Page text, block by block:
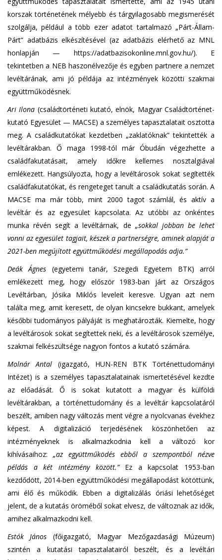
korszak történetének mélyebb és tárgyilagosabb megismerését
szolgálja, például a több ezer adatot tartalmazó „Párt-Állam-
Párt” adatbázis elkészítésével (az adatbázis elérhető az MNL
honlapján — https://adatbazisokonline.mnl.gov.hu/). E
tekintetben a NEB haszonélvezője és egyben partnere a nemzet
levéltárának, ami jó példája az intézmények közötti szakmai
együttműködésnek.
Ari Ilona (családtörténeti kutató, elnök, Magyar Családtörténet-
kutató Egyesület — MACSE) a személyes tapasztalatait osztotta
meg. A családkutatókat kezdetben „zaklatóknak” tekintették a
levéltárakban. Ő maga 1998-tól már Óbudán végezhette a
családfakutatásait, amely időkre kellemes nosztalgiával
emlékezett. Hangsúlyozta, hogy a levéltárosok sokat segítették
családfakutatókat, és rengeteget tanult a családkutatás során. A
MACSE ma már több, mint 2000 tagot számlál, és aktív a
levéltár és az egyesület kapcsolata. Az utóbbi az önkéntes
munka révén segít a levéltárnak, de „sokkal jobban be lehet
vonni az egyesület tagjait, készek a partnerségre, aminek alapját a
2021-ben megújított együttműködési megállapodás adja.”
Deák Ágnes (egyetemi tanár, Szegedi Egyetem BTK) arról
emlékezett meg, hogy először 1983-ban járt az Országos
Levéltárban, Jósika Miklós leveleit keresve. Ugyan azt nem
találta meg, amit keresett, de olyan kincsekre bukkant, amelyek
későbbi tudományos pályáját is meghatározták. Kiemelte, hogy
a levéltárosok sokat segítettek neki, és a levéltárosok személye,
szakmai felkészültsége nagyon fontos a kutató számára.
Molnár Antal (igazgató, HUN-REN BTK Történettudományi
Intézet) is a személyes tapasztalatainak ismertetésével kezdte
az előadását. Ő is sokat kutatott a magyar és külföldi
levéltárakban, a történettudomány és a levéltár kapcsolatáról
beszélt, amiben nagy változás ment végre a nyolcvanas évekhez
képest. A digitalizáció terjedésének köszönhetően az
intézményeknek is alkalmazkodnia kell a változó kor
kihívásaihoz: „az együttműködés ebből a szempontból nézve
példás a két intézmény között.”Ez a kapcsolat 1953-ban
kezdődött, 2014-ben együttműködési megállapodást kötöttünk,
ami élő és működik. Ebben a digitalizálás óriási lehetőséget
jelent, de a kutatás öröméből sokat elvesz, de változnak az idők,
amihez alkalmazkodni kell.
Estók János (főigazgató, Magyar Mezőgazdasági Múzeum)
szintén a kutatási tapasztalatairól beszélt, és a levéltári